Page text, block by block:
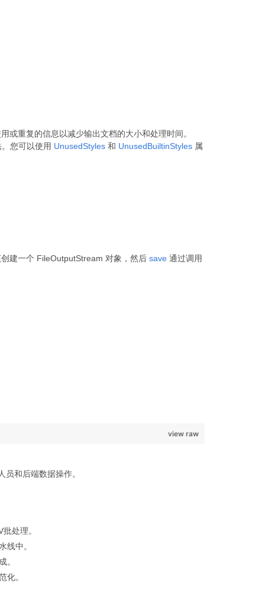
或重复的信息以减少输出文档的大小和处理时间。
您可以使用 UnusedStyles 和 UnusedBuiltinStyles 属
建一个 FileOutputStream 对象，然后 save 通过调用
view raw
和后端数据操作。
处理。
线中。
。
化。